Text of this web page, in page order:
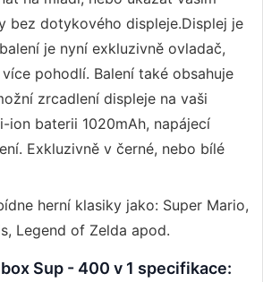
bez dotykového displeje.Displej je
je nyní exkluzivně ovladač,
pohodlí. Balení také obsahuje
zrcadlení displeje na vaši
ion baterii 1020mAh, napájecí
Exkluzivně v černé, nebo bílé
herní klasiky jako: Super Mario,
Legend of Zelda apod.
Sup - 400 v 1 specifikace: